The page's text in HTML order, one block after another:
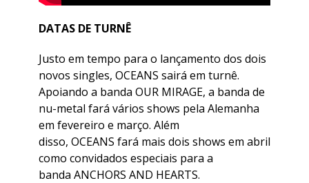
DATAS DE TURNÊ
Justo em tempo para o lançamento dos dois
novos singles, OCEANS sairá em turnê.
Apoiando a banda OUR MIRAGE, a banda de
nu-metal fará vários shows pela Alemanha
em fevereiro e março. Além
disso, OCEANS fará mais dois shows em abril
como convidados especiais para a
banda ANCHORS AND HEARTS.